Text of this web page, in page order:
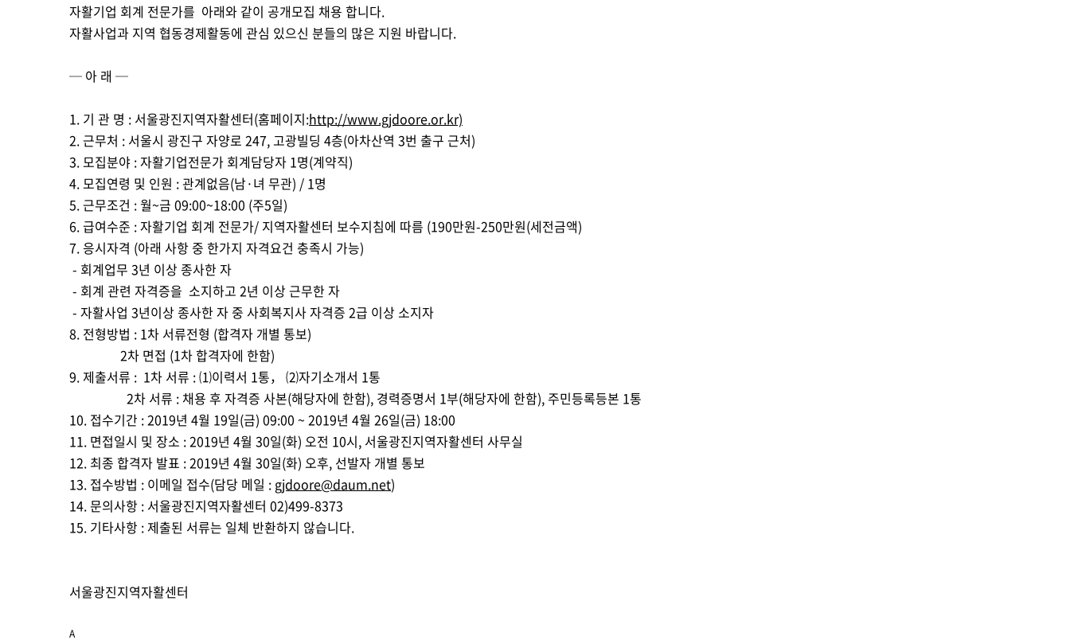
자활기업 회계 전문가를 아래와 같이 공개모집 채용 합니다.
자활사업과 지역 협동경제활동에 관심 있으신 분들의 많은 지원 바랍니다.
─ 아 래 ─
1. 기 관 명 : 서울광진지역자활센터(홈페이지:http://www.gjdoore.or.kr)
2. 근무처 : 서울시 광진구 자양로 247, 고광빌딩 4층(아차산역 3번 출구 근처)
3. 모집분야 : 자활기업전문가 회계담당자 1명(계약직)
4. 모집연령 및 인원 : 관계없음(남·녀 무관) / 1명
5. 근무조건 : 월~금 09:00~18:00 (주5일)
6. 급여수준 : 자활기업 회계 전문가/ 지역자활센터 보수지침에 따름 (190만원-250만원(세전금액)
7. 응시자격 (아래 사항 중 한가지 자격요건 충족시 가능)
- 회계업무 3년 이상 종사한 자
- 회계 관련 자격증을 소지하고 2년 이상 근무한 자
- 자활사업 3년이상 종사한 자 중 사회복지사 자격증 2급 이상 소지자
8. 전형방법 : 1차 서류전형 (합격자 개별 통보)
2차 면접 (1차 합격자에 한함)
9. 제출서류 : 1차 서류 : ⑴이력서 1통， ⑵자기소개서 1통
2차 서류 : 채용 후 자격증 사본(해당자에 한함), 경력증명서 1부(해당자에 한함), 주민등록등본 1통
10. 접수기간 : 2019년 4월 19일(금) 09:00 ~ 2019년 4월 26일(금) 18:00
11. 면접일시 및 장소 : 2019년 4월 30일(화) 오전 10시, 서울광진지역자활센터 사무실
12. 최종 합격자 발표 : 2019년 4월 30일(화) 오후, 선발자 개별 통보
13. 접수방법 : 이메일 접수(담당 메일 : gjdoore@daum.net)
14. 문의사항 : 서울광진지역자활센터 02)499-8373
15. 기타사항 : 제출된 서류는 일체 반환하지 않습니다.
서울광진지역자활센터
A